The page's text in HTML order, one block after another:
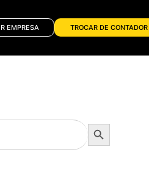
EMPRESA TROCAR DE CONTADOR
Search Button